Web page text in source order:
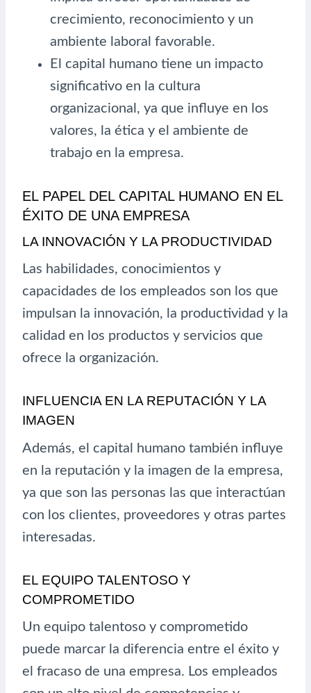
crecimiento, reconocimiento y un
ambiente laboral favorable.
El capital humano tiene un impacto
significativo en la cultura
organizacional, ya que influye en los
valores, la ética y el ambiente de
trabajo en la empresa.
EL PAPEL DEL CAPITAL HUMANO EN EL
ÉXITO DE UNA EMPRESA
LA INNOVACIÓN Y LA PRODUCTIVIDAD
Las habilidades, conocimientos y
capacidades de los empleados son los que
impulsan la innovación, la productividad y la
calidad en los productos y servicios que
ofrece la organización.
INFLUENCIA EN LA REPUTACIÓN Y LA
IMAGEN
Además, el capital humano también influye
en la reputación y la imagen de la empresa,
ya que son las personas las que interactúan
con los clientes, proveedores y otras partes
interesadas.
EL EQUIPO TALENTOSO Y
COMPROMETIDO
Un equipo talentoso y comprometido
puede marcar la diferencia entre el éxito y
el fracaso de una empresa. Los empleados